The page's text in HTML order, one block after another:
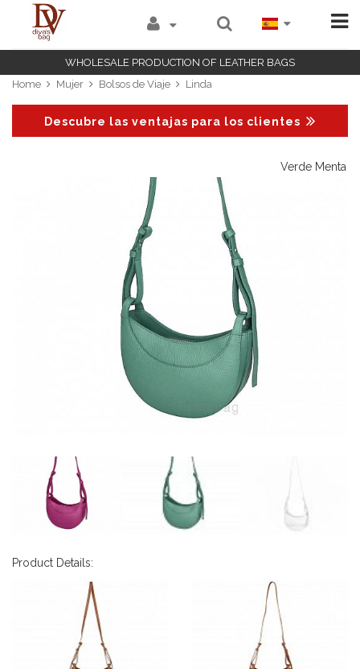
WHOLESALE PRODUCTION OF LEATHER BAGS
Home
Mujer Bolsos de Viaje Linda
Descubre las ventajas para los clientes
Verde Menta
Product Details: